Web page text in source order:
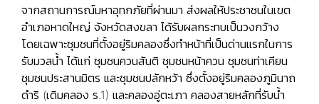
จากสถานการณ์มหาอุทกภัยที่ผ่านมา ส่งผลให้ประชาชนในเขต
อำเภอหาดใหญ่ จังหวัดสงขลา ได้รับผลกระทบเป็นวงกว้าง
โดยเฉพาะชุมชนที่ตั้งอยู่ริมคลองซึ่งทำหน้าที่เป็นด่านแรกในการ
รับมวลน้ำ ได้แก่ ชุมชนควนสันติ ชุมชนหน้าควน ชุมชนท่าเคียน
ชุมชนประสานมิตร และชุมชนปลักหว้า ซึ่งตั้งอยู่ริมคลองภูมินาถ
ดำริ (เดิมคลอง ร.1) และคลองอู่ตะเภา คลองสายหลักที่รับน้ำ